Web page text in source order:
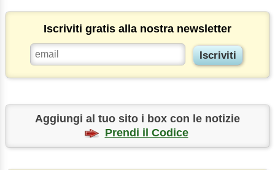
Iscriviti gratis alla nostra newsletter
Aggiungi al tuo sito i box con le notizie
Prendi il Codice